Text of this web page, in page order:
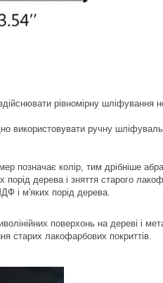
рівномірну шліфування
використовувати ручну
позначає колір, тим дрібніше
дерева і зняття старого
і м'яких порід дерева.
поверхонь на дереві
старих лакофарбових покриттів.